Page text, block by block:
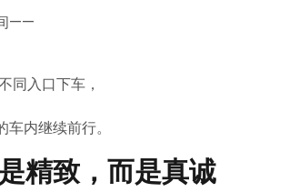
——
同入口下车，
内继续前行。
精致，而是真诚